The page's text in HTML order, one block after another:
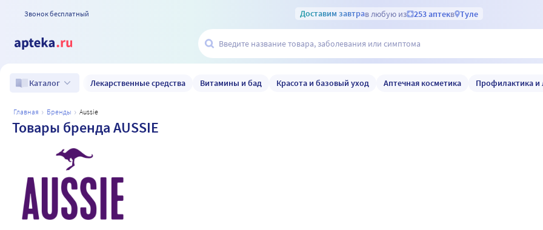
Звонок бесплатный Доставим завтрав любую из 253 аптекв Туле
Каталог Лекарственные средства Витамины и бад Красота и базовый уход Аптечная косметика Профилактика и
главная бренды aussie
Товары бренда AUSSIE